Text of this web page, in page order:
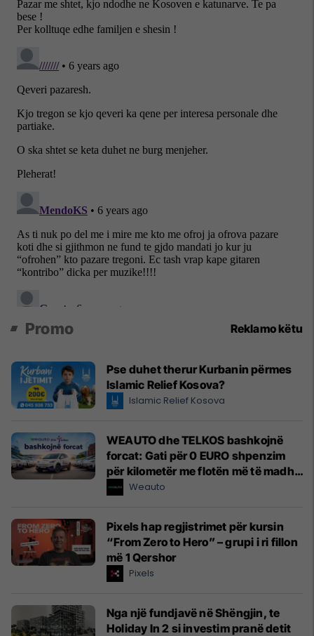
Promo Reklamo këtu
Pse duhet therur Kurbanin përmes
Islamic Relief Kosova?
Islamic Relief Kosova
WEAUTO dhe TELKOS bashkojnë
forcat: Gati për 0 EURO shpenzim
për kilometër me flotën më të madhe
elektrike të një kompanie kosovare
Weauto
Pixels hap regjistrimet për kursin
“From Zero to Hero” – grupi i ri fillon
më 1 Qershor
Pixels
Nga një fundjavë në Shëngjin, te
Holiday In 2 si investim pranë detit